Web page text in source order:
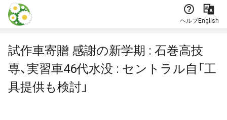
本文に飛ぶ
ヘルプEnglish
試作車寄贈 感謝の新学期 : 石巻高技
専、実習車46代水没 : セントラル自「工
具提供も検討」